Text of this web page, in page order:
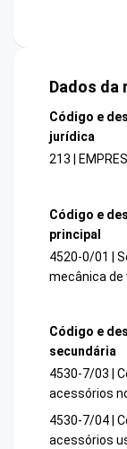
Dados da
Código e
jurídica
213 |
Código e
principal
4520-0/01 |
mecânica
Código e
secundária
4530-7/03 |
acessórios
4530-7/04 |
acessórios